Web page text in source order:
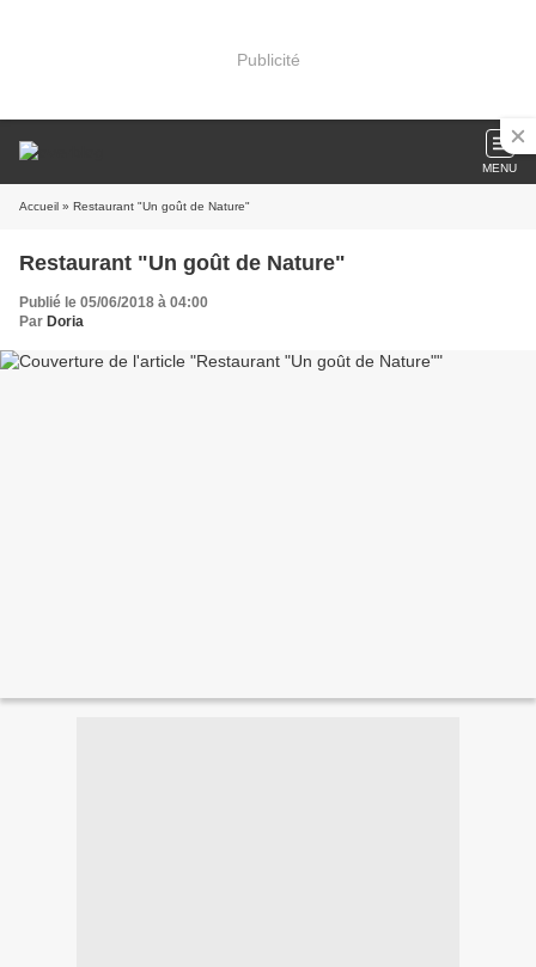
Publicité
MENU
Accueil » Restaurant "Un goût de Nature"
Restaurant "Un goût de Nature"
Publié le 05/06/2018 à 04:00
Par Doria